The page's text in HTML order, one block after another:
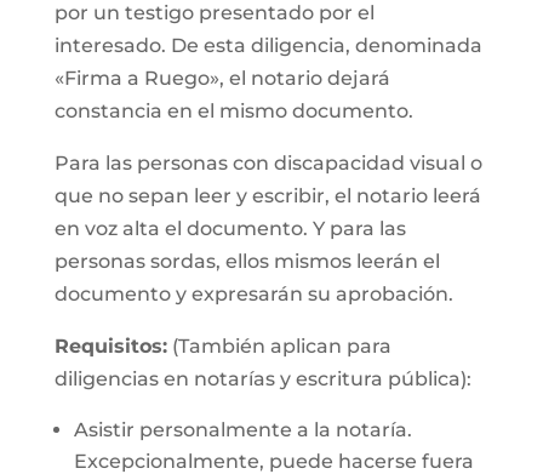
por un testigo presentado por el
interesado. De esta diligencia, denominada
«Firma a Ruego», el notario dejará
constancia en el mismo documento.
Para las personas con discapacidad visual o
que no sepan leer y escribir, el notario leerá
en voz alta el documento. Y para las
personas sordas, ellos mismos leerán el
documento y expresarán su aprobación.
Requisitos:(También aplican para
diligencias en notarías y escritura pública):
Asistir personalmente a la notaría.
Excepcionalmente, puede hacerse fuera